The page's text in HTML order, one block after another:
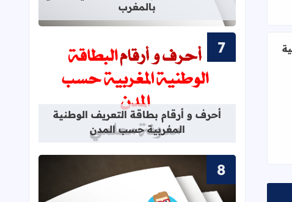
في محيطي و أحافظ عليها
بالمغرب
قراءة المزيد عن أحرف و أرقام
أحرف و أرقام بطاقة التعريف الوطنية
المغربية حسب المدن